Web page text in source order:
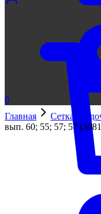
0
Главная
Сетка
вып. 60; 55; 57; 57